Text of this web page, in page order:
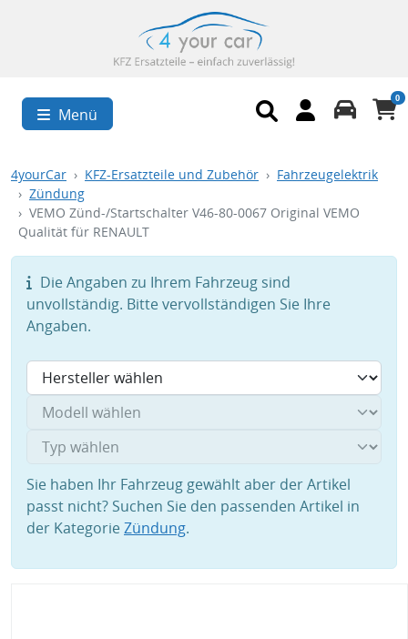
Menü
0
4yourCar KFZ-Ersatzteile und Zubehör
Fahrzeugelektrik
Zündung
VEMO Zünd-/Startschalter V46-80-0067 Original VEMO
Qualität für RENAULT
Die Angaben zu Ihrem Fahrzeug sind
unvollständig. Bitte vervollständigen Sie Ihre
Angaben.
Sie haben Ihr Fahrzeug gewählt aber der Artikel
passt nicht? Suchen Sie den passenden Artikel in
der KategorieZündung.